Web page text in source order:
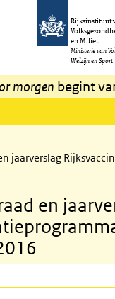
gaan
Rijksinstituut
en Milieu
Ministerie van
Welzijn en Sport
morgen begint
jaarverslag
en